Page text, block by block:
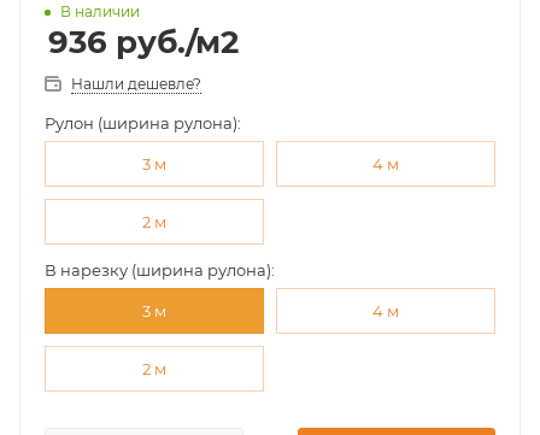
В наличии
936 руб./м2
Нашли дешевле?
Рулон (ширина рулона):
3 м 4 м
2 м
В нарезку (ширина рулона):
3 м 4 м
2 м